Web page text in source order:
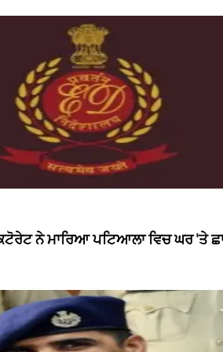
ਨੇ ਮਾਰਿਆ ਪਟਿਆਲਾ ਵਿਚ ਘਰ 'ਤੇ